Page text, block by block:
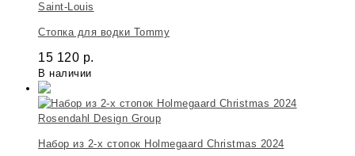
Saint-Louis
Стопка для водки Tommy
15 120 р.
В наличии
Rosendahl Design Group
Набор из 2-х стопок Holmegaard Christmas 2024